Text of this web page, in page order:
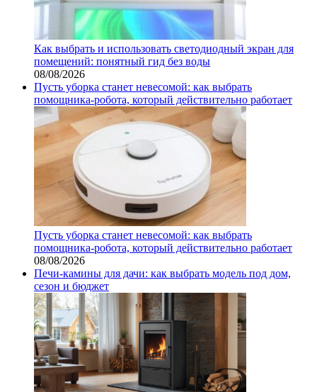
Как выбрать и использовать светодиодный экран для
помещений: понятный гид без воды
08/08/2026
Пусть уборка станет невесомой: как выбрать
помощника‑робота, который действительно работает
Пусть уборка станет невесомой: как выбрать
помощника‑робота, который действительно работает
08/08/2026
Печи-камины для дачи: как выбрать модель под дом,
сезон и бюджет